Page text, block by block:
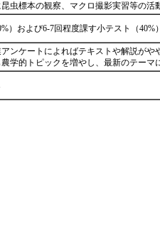
虫標本の観察、マクロ撮影実習等の活
）および6-7回程度課す小テスト（
ンケートによればテキストや解説が
学的トピックを増やし、最新のテー